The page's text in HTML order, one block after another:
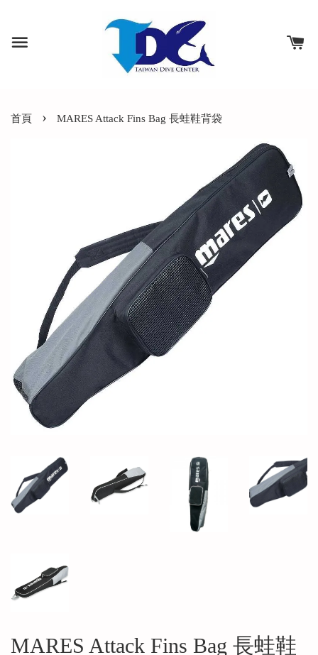
首頁 › MARES Attack Fins Bag 長蛙鞋背袋
MARES Attack Fins Bag 長蛙鞋